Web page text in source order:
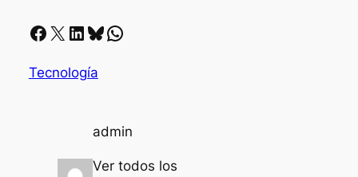
Facebook X LinkedIn Bluesky Whatsapp
Tecnología
admin
Ver todos los